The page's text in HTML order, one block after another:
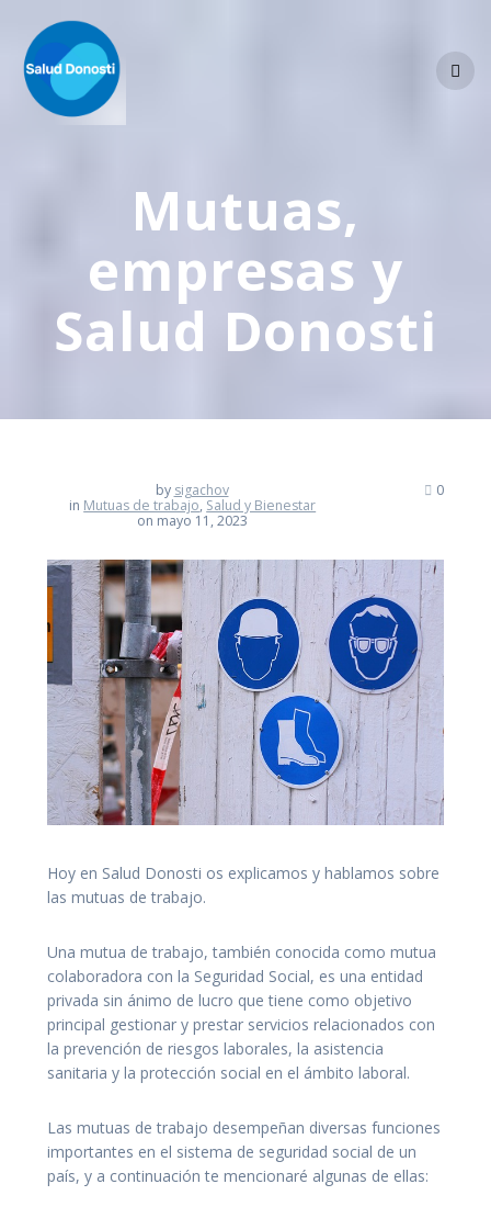
Mutuas,
empresas y
Salud Donosti
by sigachov
in Mutuas de trabajo, Salud y Bienestar
on mayo 11, 2023
0
Hoy en Salud Donosti os explicamos y hablamos sobre
las mutuas de trabajo.
Una mutua de trabajo, también conocida como mutua
colaboradora con la Seguridad Social, es una entidad
privada sin ánimo de lucro que tiene como objetivo
principal gestionar y prestar servicios relacionados con
la prevención de riesgos laborales, la asistencia
sanitaria y la protección social en el ámbito laboral.
Las mutuas de trabajo desempeñan diversas funciones
importantes en el sistema de seguridad social de un
país, y a continuación te mencionaré algunas de ellas: